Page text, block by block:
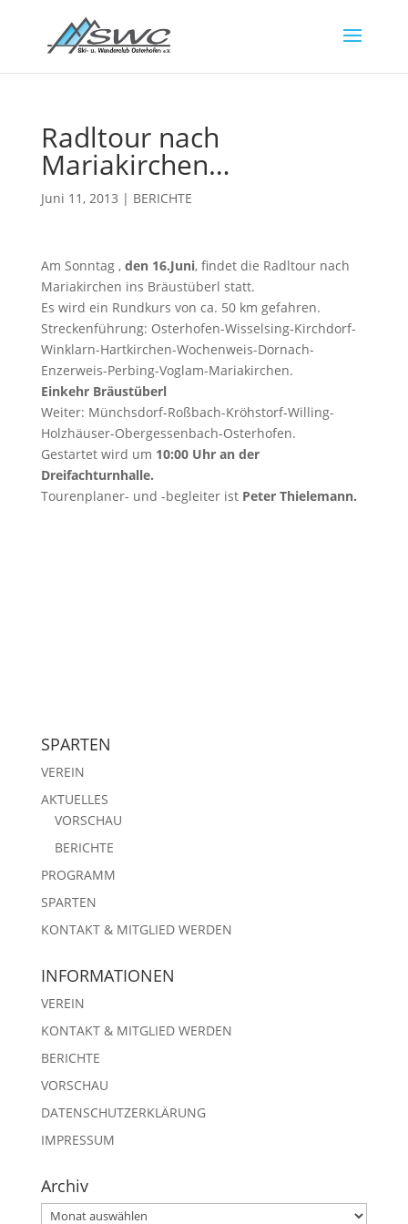
Radltour nach
Mariakirchen…
Juni 11, 2013 | BERICHTE
Am Sonntag , den 16.Juni, findet die Radltour nach
Mariakirchen ins Bräustüberl statt.
Es wird ein Rundkurs von ca. 50 km gefahren.
Streckenführung: Osterhofen-Wisselsing-Kirchdorf-
Winklarn-Hartkirchen-Wochenweis-Dornach-
Enzerweis-Perbing-Voglam-Mariakirchen.
Einkehr Bräustüberl
Weiter: Münchsdorf-Roßbach-Kröhstorf-Willing-
Holzhäuser-Obergessenbach-Osterhofen.
Gestartet wird um 10:00 Uhr an der
Dreifachturnhalle.
Tourenplaner- und -begleiter ist Peter Thielemann.
SPARTEN
VEREIN
AKTUELLES
VORSCHAU
BERICHTE
PROGRAMM
SPARTEN
KONTAKT & MITGLIED WERDEN
INFORMATIONEN
VEREIN
KONTAKT & MITGLIED WERDEN
BERICHTE
VORSCHAU
DATENSCHUTZERKLÄRUNG
IMPRESSUM
Archiv
Archiv